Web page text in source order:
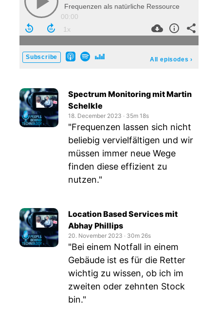
Frequenzen als natürliche Ressource
00:00
Subscribe All episodes ›
Spectrum Monitoring mit Martin
Schelkle
18. December 2023 ‧ 35m 18s
"Frequenzen lassen sich nicht
beliebig vervielfältigen und wir
müssen immer neue Wege
finden diese effizient zu
nutzen."
Location Based Services mit
Abhay Phillips
20. November 2023 ‧ 30m 26s
"Bei einem Notfall in einem
Gebäude ist es für die Retter
wichtig zu wissen, ob ich im
zweiten oder zehnten Stock
bin."